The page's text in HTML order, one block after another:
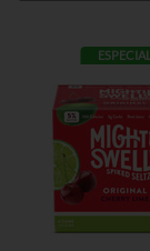
ESPECIAL